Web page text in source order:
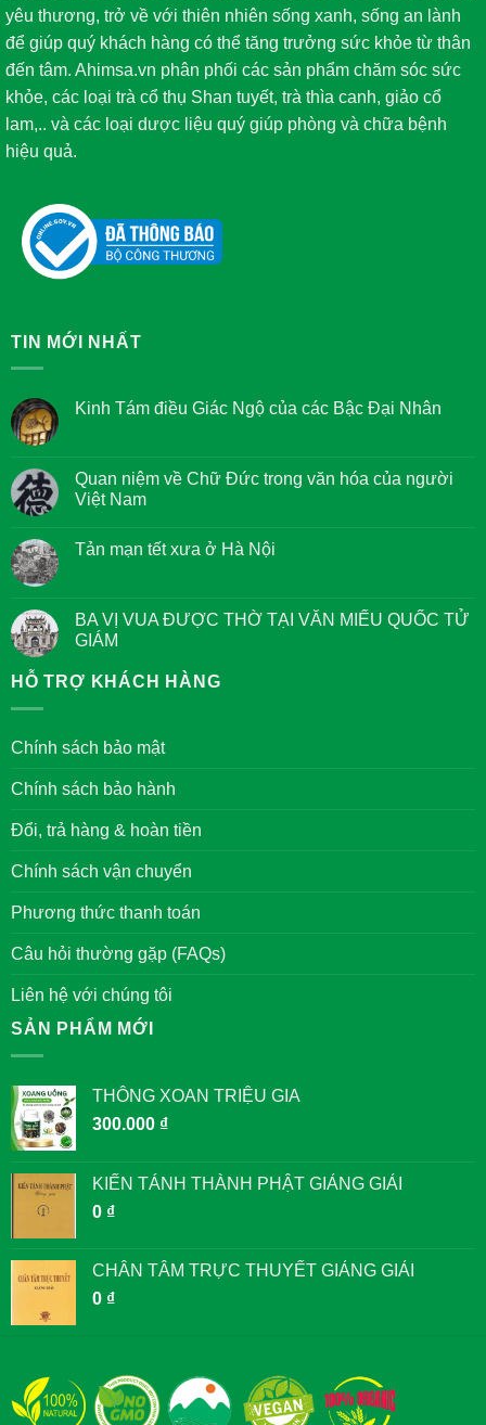
yêu thương, trở về với thiên nhiên sống xanh, sống an lành
để giúp quý khách hàng có thể tăng trưởng sức khỏe từ thân
đến tâm. Ahimsa.vn phân phối các sản phẩm chăm sóc sức
khỏe, các loại trà cổ thụ Shan tuyết, trà thìa canh, giảo cổ
lam,.. và các loại dược liệu quý giúp phòng và chữa bệnh
hiệu quả.
TIN MỚI NHẤT
Kinh Tám điều Giác Ngộ của các Bậc Đại Nhân
luận
ở
Kinh
Giác
Ngộ
Đại
Nhân
Quan niệm về Chữ Đức trong văn hóa của người
Việt Nam
bình
về
Chữ
Đức
văn
hóa
Nam
Tản mạn tết xưa ở Hà Nội
luận
ở
Tản
xưa
BA VỊ VUA ĐƯỢC THỜ TẠI VĂN MIẾU QUỐC TỬ
GIÁM
có
bình
VỊ
THỜ
MIẾU
GIÁM
HỖ TRỢ KHÁCH HÀNG
Chính sách bảo mật
Chính sách bảo hành
Đổi, trả hàng & hoàn tiền
Chính sách vận chuyển
Phương thức thanh toán
Câu hỏi thường gặp (FAQs)
Liên hệ với chúng tôi
SẢN PHẨM MỚI
THÔNG XOAN TRIỆU GIA
300.000 ₫
KIẾN TÁNH THÀNH PHẬT GIẢNG GIẢI
0 ₫
CHÂN TÂM TRỰC THUYẾT GIẢNG GIẢI
0 ₫